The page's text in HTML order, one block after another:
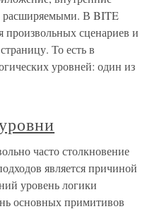
расширяемыми. В BITE
произвольных сценариев и
То есть в
уровней: один из
часто столкновение
является причиной
уровень логики
основных примитивов